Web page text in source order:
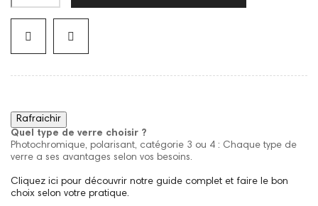
Quel type de verre choisir ?
Photochromique, polarisant, catégorie 3 ou 4 : Chaque type de
verre a ses avantages selon vos besoins.
Cliquez ici pour découvrir notre guide complet et faire le bon
choix selon votre pratique.